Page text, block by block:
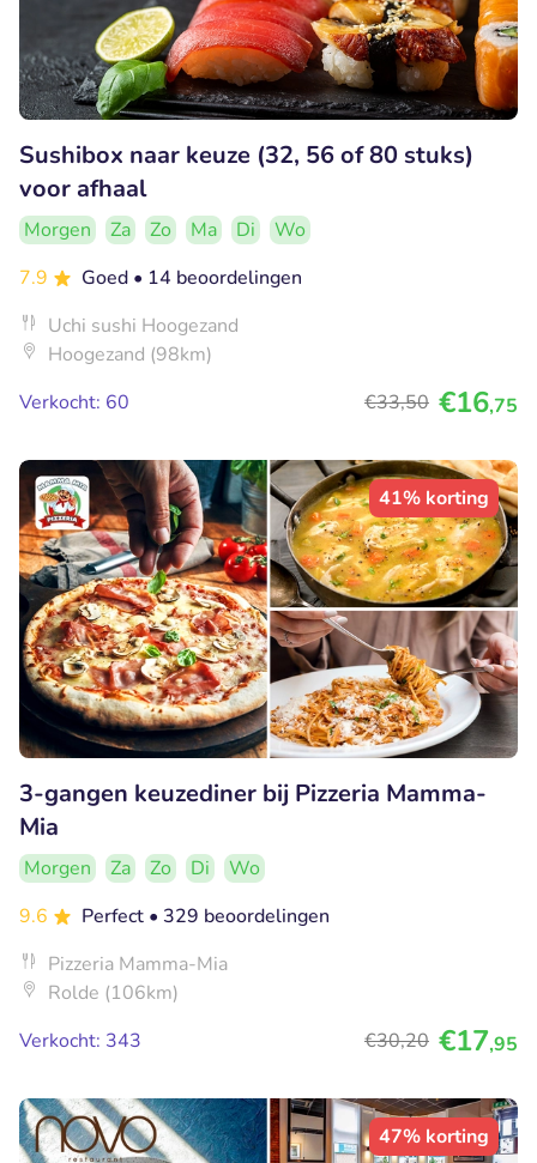
Sushibox naar keuze (32, 56 of 80 stuks)
voor afhaal
Morgen Za Zo Ma Di
Wo
7.9
Goed • 14 beoordelingen
Uchi sushi Hoogezand
Hoogezand (98km)
Verkocht: 60
€33,50 €16,75
41% korting
3-gangen keuzediner bij Pizzeria Mamma-
Mia
Morgen Za Zo Di
Wo
9.6
Perfect • 329 beoordelingen
Pizzeria Mamma-Mia
Rolde (106km)
Verkocht: 343
€30,20 €17,95
47% korting